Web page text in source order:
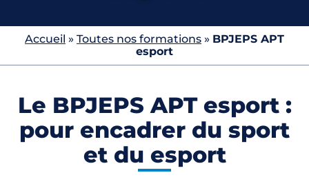
Accueil » Toutes nos formations » BPJEPS APT
esport
Le BPJEPS APT esport :
pour encadrer du sport
et du esport